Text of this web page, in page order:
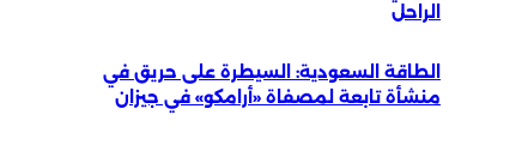
الراحل
الطاقة السعودية: السيطرة على حريق في
منشأة تابعة لمصفاة «أرامكو» في جيزان